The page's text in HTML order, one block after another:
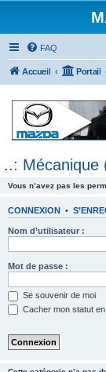
FAQ
Accueil Portail
..: Mécanique
Vous n’avez pas les
CONNEXION •
Nom d’utilisateur :
Mot de passe :
Se souvenir de moi
Cacher mon statut